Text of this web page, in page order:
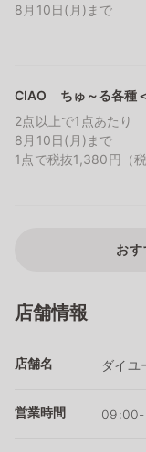
8月10日(月)まで
CIAO ちゅ～る各種
2点以上で1点あたり
8月10日(月)まで
1点で税抜1,380円（
お
店舗情報
店舗名 ダイユ
営業時間